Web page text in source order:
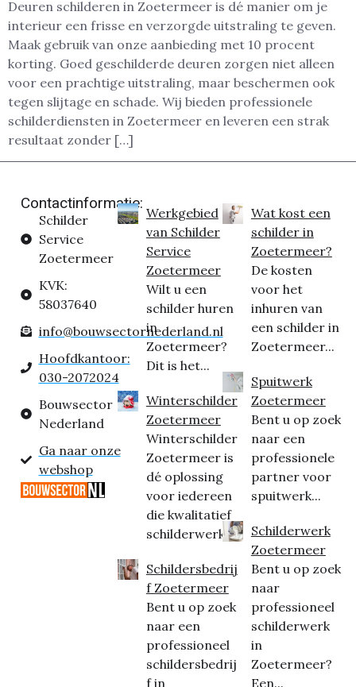
Deuren schilderen in Zoetermeer is dé manier om je
interieur een frisse en verzorgde uitstraling te geven.
Maak gebruik van onze aanbieding met 10 procent
korting. Goed geschilderde deuren zorgen niet alleen
voor een prachtige uitstraling, maar beschermen ook
tegen slijtage en schade. Wij bieden professionele
schilderdiensten in Zoetermeer en leveren een strak
resultaat zonder […]
Contactinformatie:
Schilder
Service
Zoetermeer
KVK:
58037640
info@bouwsectornederland.nl
Hoofdkantoor:
030-2072024
Bouwsector
Nederland
Ga naar onze
webshop
Werkgebied
van Schilder
Service
Zoetermeer
Wilt u een
schilder huren
in
Zoetermeer?
Dit is het...
Winterschilder
Zoetermeer
Winterschilder
Zoetermeer is
dé oplossing
voor iedereen
die kwalitatief
schilderwerk...
Schildersbedrij
f Zoetermeer
Bent u op zoek
naar een
professioneel
schildersbedrij
f in
Wat kost een
schilder in
Zoetermeer?
De kosten
voor het
inhuren van
een schilder in
Zoetermeer...
Spuitwerk
Zoetermeer
Bent u op zoek
naar een
professionele
partner voor
spuitwerk...
Schilderwerk
Zoetermeer
Bent u op zoek
naar
professioneel
schilderwerk
in
Zoetermeer?
Een...